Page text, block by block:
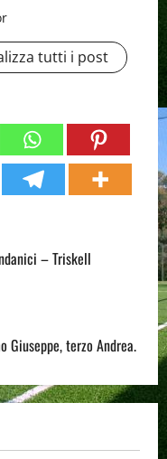
tutti i post
– Triskell
Giuseppe, terzo Andrea.